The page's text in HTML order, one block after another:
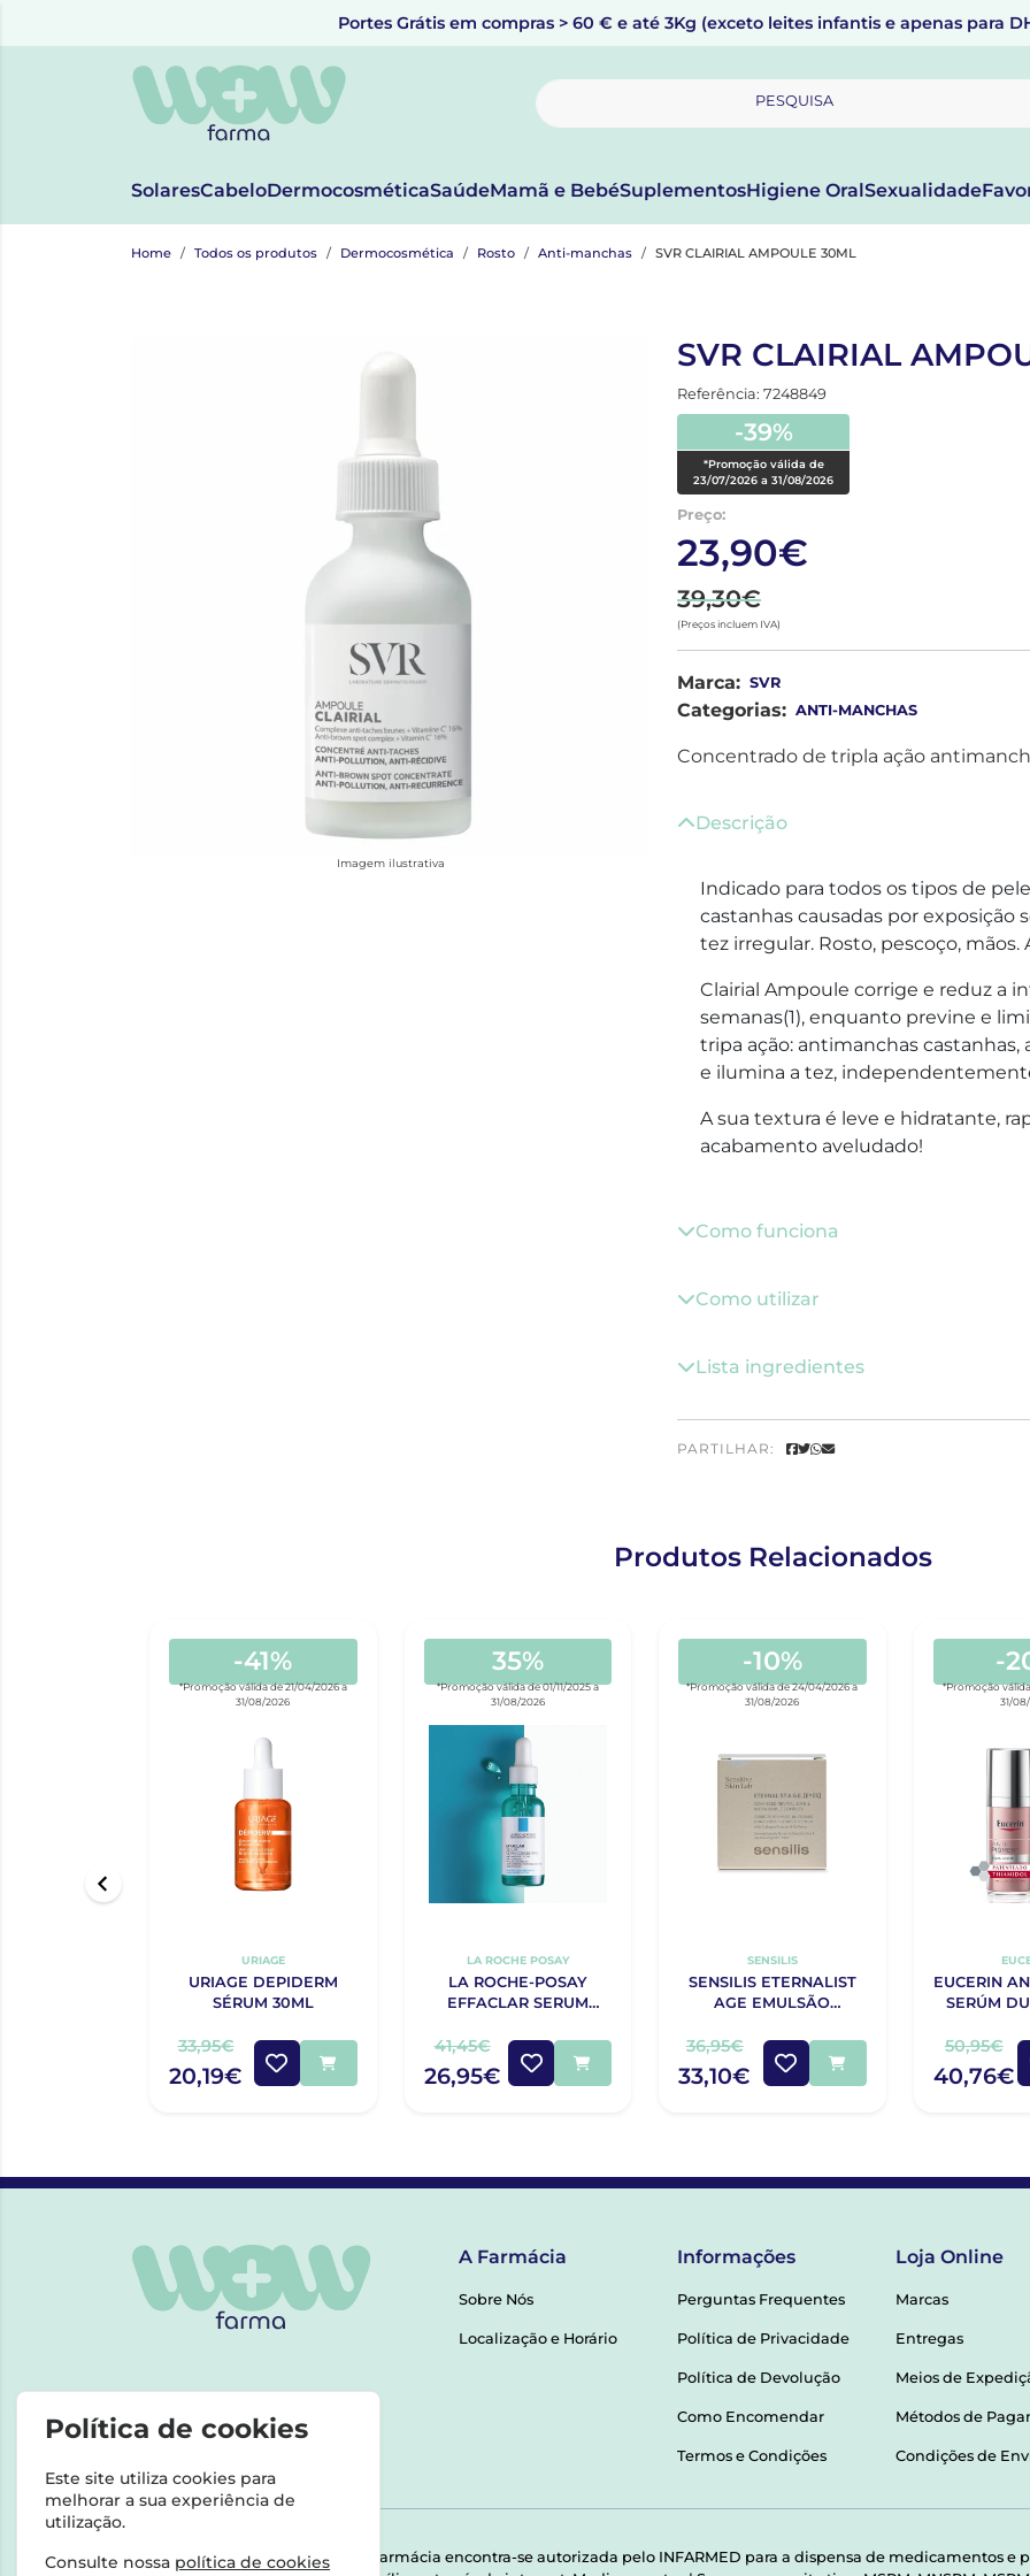
Portes Grátis em compras > 60 € e até 3Kg (exceto leites infantis e apenas para
PESQUISA
SolaresCabeloDermocosméticaSaúdeMamã e BebéSuplementosHigiene OralSexualidade
Home Todos os produtos Dermocosmética Rosto Anti-manchas SVR CLAIRIAL AMPOULE 30ML
Imagem ilustrativa
SVR CLAIRIAL
Referência: 7248849
-39%
*Promoção válida de
23/07/2026 a 31/08/2026
Preço:
23,90€
39,30€
(Preços incluem IVA)
Marca: SVR
Categorias: ANTI-MANCHAS
Concentrado de tripla ação
Descrição
Indicado para todos os tipos de
castanhas causadas por exposição
tez irregular. Rosto, pescoço, mãos.
Clairial Ampoule corrige e reduz a
semanas(1), enquanto previne e
tripa ação: antimanchas
e ilumina a tez,
A sua textura é leve e hidratante,
acabamento aveludado!
Como funciona
Como utilizar
Lista ingredientes
PARTILHAR:
Produtos Relacionados
-41%
*Promoção válida de 21/04/2026 a
31/08/2026
URIAGE
URIAGE DEPIDERM
SÉRUM 30ML
33,95€
20,19€
35%
*Promoção válida de 01/11/2025 a
31/08/2026
LA ROCHE POSAY
LA ROCHE-POSAY
EFFACLAR SERUM
30ML
41,45€
26,95€
-10%
*Promoção válida de 24/04/2026 a
31/08/2026
SENSILIS
SENSILIS ETERNALIST
AGE EMULSÃO
OLHOS20
36,95€
33,10€
-
*Promoção
31/
EUCERIN
SERÚM
50,95€
40,76€
A Farmácia
Sobre Nós
Localização e Horário
Informações
Perguntas Frequentes
Política de Privacidade
Política de Devolução
Como Encomendar
Termos e Condições
Loja Online
Marcas
Entregas
Meios de
Métodos de
Condições de
Esta farmácia encontra-se autorizada pelo INFARMED para a dispensa de medicamentos e
Política de cookies
Este site utiliza cookies para
melhorar a sua experiência de
utilização.
Consulte nossa política de cookies